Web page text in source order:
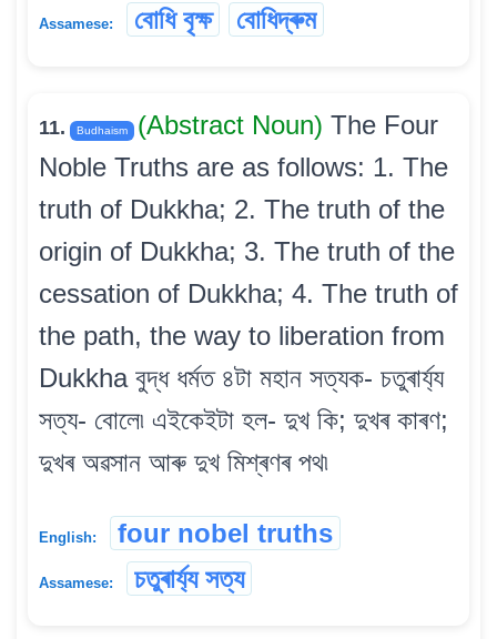
Assamese: বোধি বৃক্ষ বোধিদ্ৰুম
11. Budhaism (Abstract Noun) The Four
Noble Truths are as follows: 1. The
truth of Dukkha; 2. The truth of the
origin of Dukkha; 3. The truth of the
cessation of Dukkha; 4. The truth of
the path, the way to liberation from
Dukkha বুদ্ধ ধৰ্মত ৪টা মহান সত্যক- চতুৰাৰ্য্য
সত্য- বোলে৷ এইকেইটা হল- দুখ কি; দুখৰ কাৰণ;
দুখৰ অৱসান আৰু দুখ মিশ্ৰণৰ পথ৷
English: four nobel truths
Assamese: চতুৰাৰ্য্য সত্য